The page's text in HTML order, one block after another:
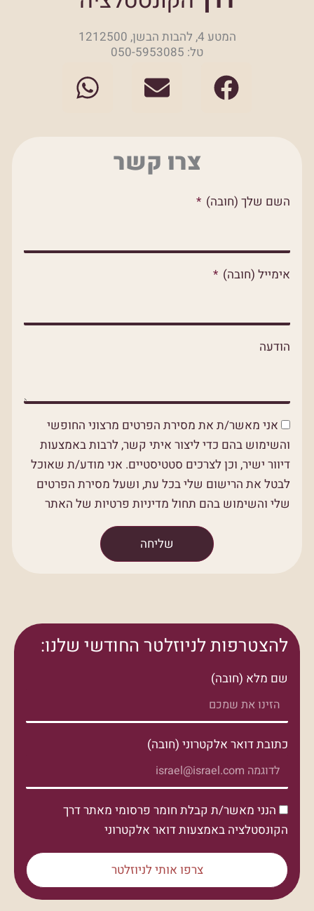
המטע 4, להבות הבשן, 1212500
טל: 050-5953085
F
a
o
k
E
n
l
e
W
h
p
צרו קשר
השם שלך (חובה)
אימייל (חובה)
הודעה
אני מאשר/ת את מסירת הפרטים מרצוני החופשי
והשימוש בהם כדי ליצור איתי קשר, לרבות באמצעות
דיוור ישיר, וכן לצרכים סטטיסטיים. אני מודע/ת שאוכל
לבטל את הרישום שלי בכל עת, ושעל מסירת הפרטים
שלי והשימוש בהם תחול מדיניות פרטיות של האתר
שליחה
להצטרפות לניוזלטר החודשי שלנו:
שם מלא (חובה)
כתובת דואר אלקטרוני (חובה)
הנני מאשר/ת קבלת חומר פרסומי מאתר דרך
הקונסטלציה באמצעות דואר אלקטרוני
צרפו אותי לניוזלטר